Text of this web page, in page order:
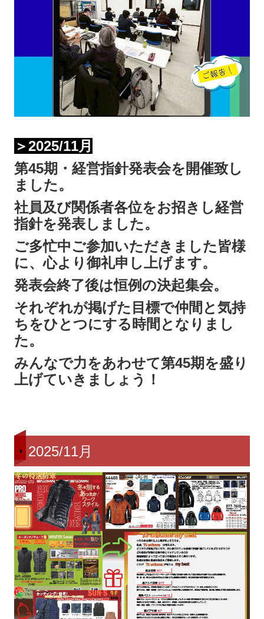
＞2025/11月
第45期・経営指針発表会を開催致し
ました。
社員及び関係者各位をお招きし経営
指針を発表しました。
ご多忙中ご参加いただきました皆様
に、心より御礼申し上げます。
発表会終了後は恒例の決起集会。
それぞれが掲げた目標で仲間と気持
ちをひとつにする時間となりまし
た。
みんなで力をあわせて第45期を盛り
上げていきましょう！
2025/11月